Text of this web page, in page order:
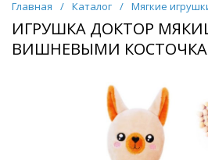
Главная / Каталог / Мягкие
ИГРУШКА ДОКТОР
ВИШНЕВЫМИ